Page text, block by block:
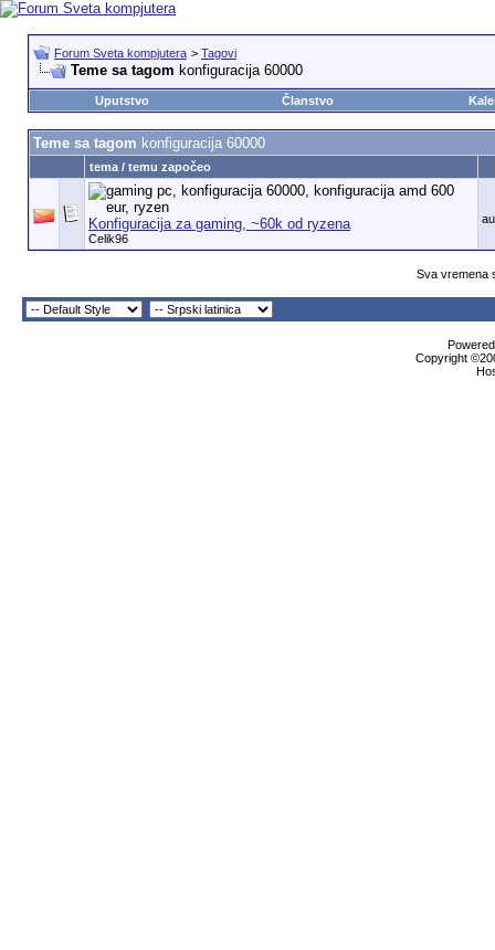
Forum Sveta kompjutera > Tagovi
Teme sa tagom konfiguracija 60000
Uputstvo Članstvo
Teme sa tagom konfiguracija 60000
tema / temu započeo
Konfiguracija za gaming, ~60k od ryzena
Celik96
Sva vremena
Copyright